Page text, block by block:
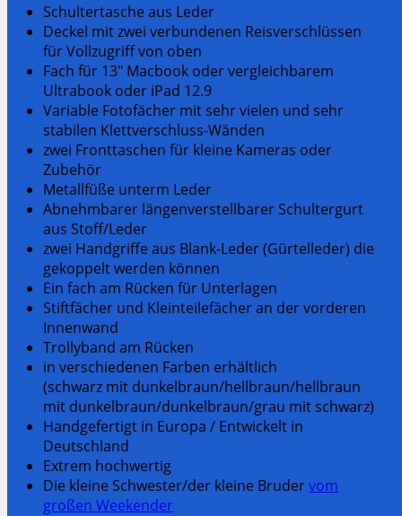
Schultertasche aus Leder
Deckel mit zwei verbundenen Reisverschlüssen
für Vollzugriff von oben
Fach für 13″ Macbook oder vergleichbarem
Ultrabook oder iPad 12.9
Variable Fotofächer mit sehr vielen und sehr
stabilen Klettverschluss-Wänden
zwei Fronttaschen für kleine Kameras oder
Zubehör
Metallfüße unterm Leder
Abnehmbarer längenverstellbarer Schultergurt
aus Stoff/Leder
zwei Handgriffe aus Blank-Leder (Gürtelleder) die
gekoppelt werden können
Ein fach am Rücken für Unterlagen
Stiftfächer und Kleinteilefächer an der vorderen
Innenwand
Trollyband am Rücken
in verschiedenen Farben erhältlich
(schwarz mit dunkelbraun/hellbraun/hellbraun
mit dunkelbraun/dunkelbraun/grau mit schwarz)
Handgefertigt in Europa / Entwickelt in
Deutschland
Extrem hochwertig
Die kleine Schwester/der kleine Brudervom
großen Weekender